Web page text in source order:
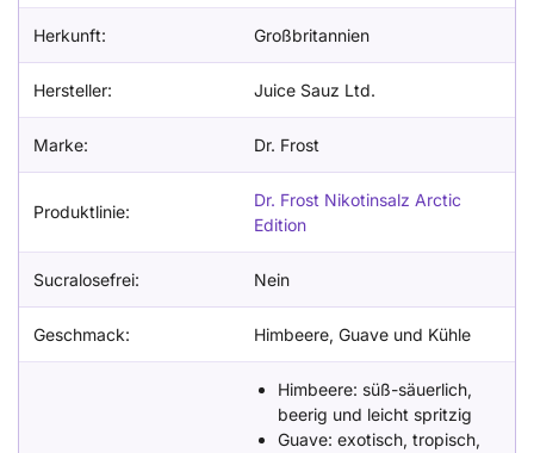
Herkunft: Großbritannien
Hersteller: Juice Sauz Ltd.
Marke: Dr. Frost
Produktlinie:
Dr. Frost Nikotinsalz Arctic
Edition
Sucralosefrei: Nein
Geschmack: Himbeere, Guave und Kühle
Himbeere: süß-säuerlich,
beerig und leicht spritzig
Guave: exotisch, tropisch,